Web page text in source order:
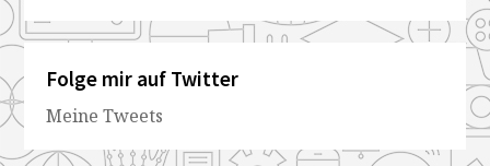
Folge mir auf Twitter
Meine Tweets